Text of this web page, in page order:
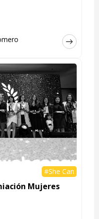
#She Can
Mujeres